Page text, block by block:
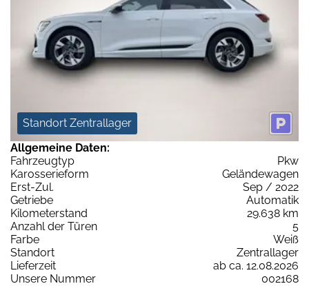
Standort Zentrallager
Allgemeine Daten:
Fahrzeugtyp
Pkw
Karosserieform
Geländewagen
Erst-Zul.
Sep / 2022
Getriebe
Automatik
Kilometerstand
29.638 km
Anzahl der Türen
5
Farbe
Weiß
Standort
Zentrallager
Lieferzeit
ab ca. 12.08.2026
Unsere Nummer
002168